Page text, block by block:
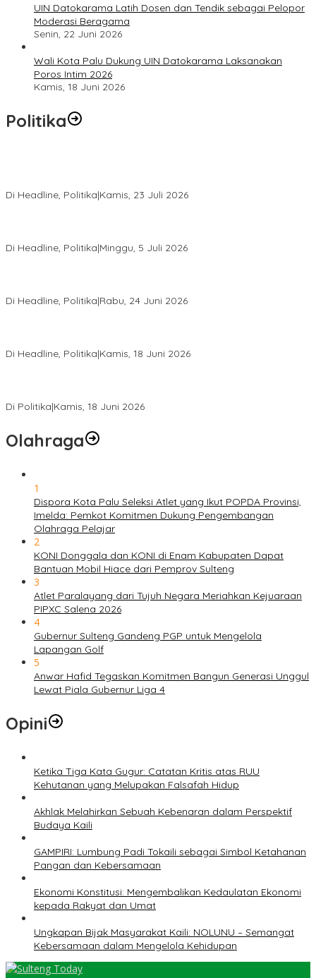
UIN Datokarama Latih Dosen dan Tendik sebagai Pelopor
Moderasi Beragama
Senin, 22 Juni 2026
Wali Kota Palu Dukung UIN Datokarama Laksanakan
Poros Intim 2026
Kamis, 18 Juni 2026
Politika
Di Headline, Politika|Kamis, 23 Juli 2026
Di Headline, Politika|Minggu, 5 Juli 2026
Di Headline, Politika|Rabu, 24 Juni 2026
Di Headline, Politika|Kamis, 18 Juni 2026
Di Politika|Kamis, 18 Juni 2026
Olahraga
1
Dispora Kota Palu Seleksi Atlet yang Ikut POPDA Provinsi,
Imelda: Pemkot Komitmen Dukung Pengembangan
Olahraga Pelajar
2
KONI Donggala dan KONI di Enam Kabupaten Dapat
Bantuan Mobil Hiace dari Pemprov Sulteng
3
Atlet Paralayang dari Tujuh Negara Meriahkan Kejuaraan
PIPXC Salena 2026
4
Gubernur Sulteng Gandeng PGP untuk Mengelola
Lapangan Golf
5
Anwar Hafid Tegaskan Komitmen Bangun Generasi Unggul
Lewat Piala Gubernur Liga 4
Opini
Ketika Tiga Kata Gugur: Catatan Kritis atas RUU
Kehutanan yang Melupakan Falsafah Hidup
Akhlak Melahirkan Sebuah Kebenaran dalam Perspektif
Budaya Kaili
GAMPIRI: Lumbung Padi Tokaili sebagai Simbol Ketahanan
Pangan dan Kebersamaan
Ekonomi Konstitusi: Mengembalikan Kedaulatan Ekonomi
kepada Rakyat dan Umat
Ungkapan Bijak Masyarakat Kaili: NOLUNU – Semangat
Kebersamaan dalam Mengelola Kehidupan